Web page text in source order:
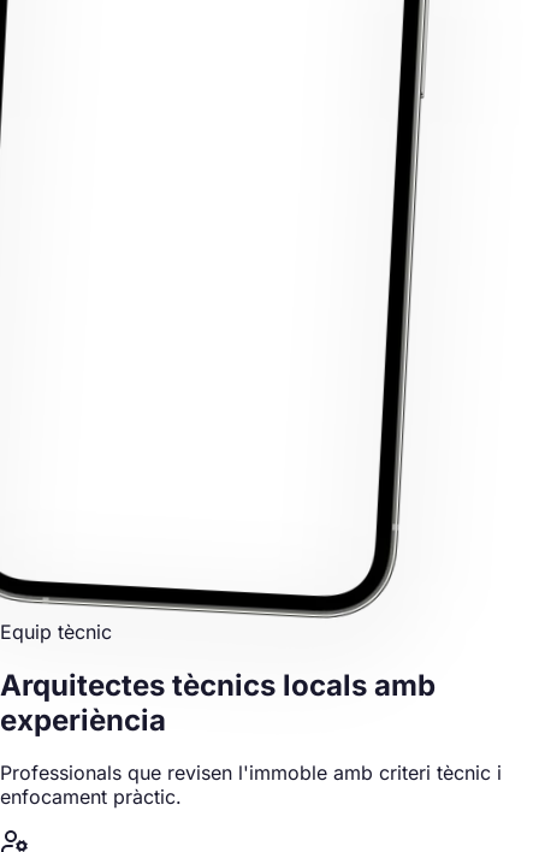
Equip tècnic
Arquitectes tècnics locals amb
experiència
Professionals que revisen l'immoble amb criteri tècnic i
enfocament pràctic.